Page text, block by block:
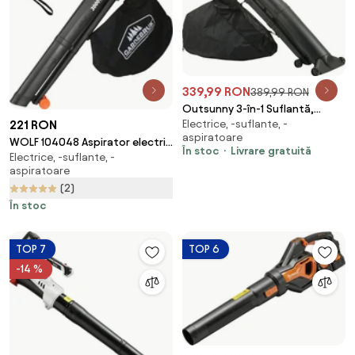
221 RON
WOLF 104048 Aspirator electric
de frunze 3 în 1 negru/verde
Gardebruk
Electrice, -suflante, -
aspiratoare
(2)
În stoc
339,99 RON389,99 RON
Outsunny 3-în-1 Suflantă,
Aspirator, Tocător pentru
Frunze 3000W, Ușor | Aosom
Romania
Electrice, -suflante, -
aspiratoare
În stoc
Livrare gratuită
TOP 7
-14 %
TOP 6